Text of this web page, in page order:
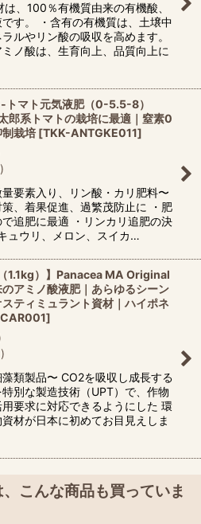
、100％有機質由来の有機酸、
す。 ・含有の有機質は、土壌中
ルやリン酸の吸収を高めます。
ミノ酸は、生育向上、品質向上に
トマト元気液肥（0-5.5-8）
郎系トマトの栽培に最適｜窒素0
栽培 [TKK-ANTGKE011]
)
要素入り、リン酸・カリ肥料〜
策、着果促進、過繁茂防止に ・肥
追肥に最適 ・リンカリ追肥の決
ュウリ、メロン、スイカ…
1.1kg）】Panacea MA Original
のアミノ酸液肥｜あらゆるシーン
ティミュラント資材｜ハイポネ
]
)
類製品〜 CO2を吸収し成長する
別な製造技術（UPT）で、作物
要求に対応できるようにした 環
材が日本に初めてお目見えしま
こんな商品も買っていま